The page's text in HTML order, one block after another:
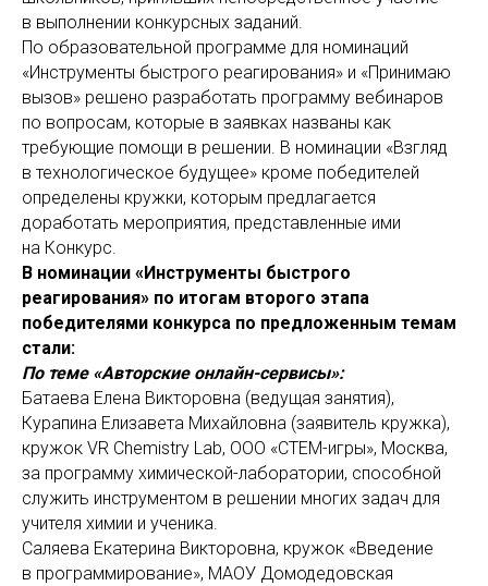
в выполнении конкурсных заданий.
По образовательной программе для номинаций
«Инструменты быстрого реагирования» и «Принимаю
вызов» решено разработать программу вебинаров
по вопросам, которые в заявках названы как
требующие помощи в решении. В номинации «Взгляд
в технологическое будущее» кроме победителей
определены кружки, которым предлагается
доработать мероприятия, представленные ими
на Конкурс.
В номинации «Инструменты быстрого
реагирования» по итогам второго этапа
победителями конкурса по предложенным темам
стали:
По теме «Авторские онлайн-сервисы»:
Батаева Елена Викторовна (ведущая занятия),
Курапина Елизавета Михайловна (заявитель кружка),
кружок VR Chemistry Lab, ООО «СТЕМ-игры», Москва,
за программу химической-лаборатории, способной
служить инструментом в решении многих задач для
учителя химии и ученика.
Саляева Екатерина Викторовна, кружок «Введение
в программирование», МАОУ Домодедовская